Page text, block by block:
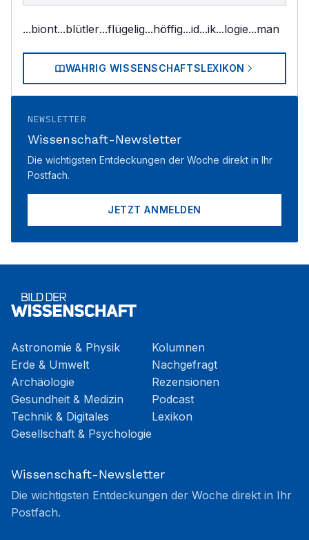
...biont...blütler...flügelig...höffig...id...ik...logie...man
WAHRIG WISSENSCHAFTSLEXIKON
NEWSLETTER
Wissenschaft-Newsletter
Die wichtigsten Entdeckungen der Woche direkt in Ihr
Postfach.
JETZT ANMELDEN
Astronomie & Physik
Erde & Umwelt
Archäologie
Gesundheit & Medizin
Technik & Digitales
Gesellschaft & Psychologie
Kolumnen
Nachgefragt
Rezensionen
Podcast
Lexikon
Wissenschaft-Newsletter
Die wichtigsten Entdeckungen der Woche direkt in Ihr
Postfach.